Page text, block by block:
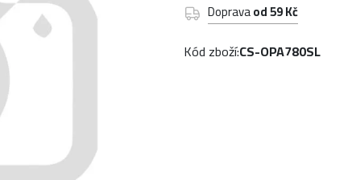
Dopravaod 59 Kč
Kód zboží:CS-OPA780SL